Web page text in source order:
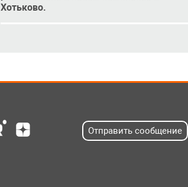
Хотьково.
Отправить сообщение